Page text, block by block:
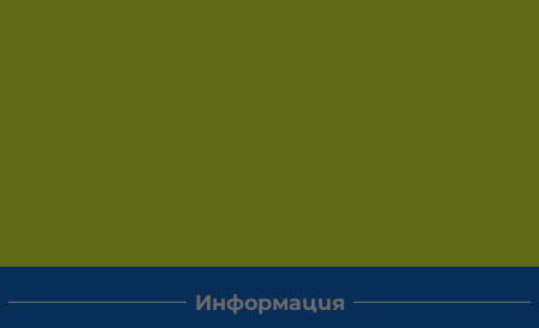
Информация